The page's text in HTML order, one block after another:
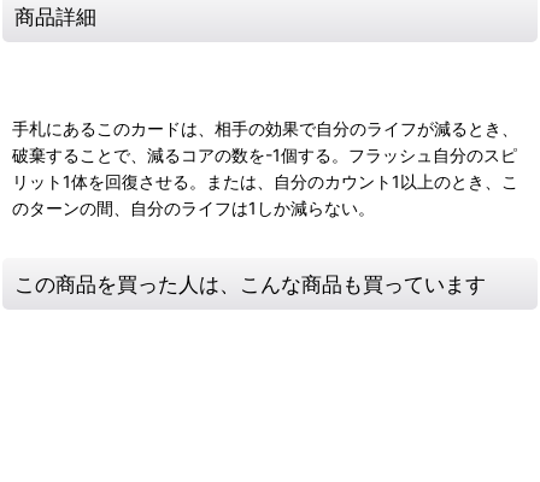
商品詳細
手札にあるこのカードは、相手の効果で自分のライフが減るとき、
破棄することで、減るコアの数を-1個する。フラッシュ自分のスピ
リット1体を回復させる。または、自分のカウント1以上のとき、こ
のターンの間、自分のライフは1しか減らない。
この商品を買った人は、こんな商品も買っています